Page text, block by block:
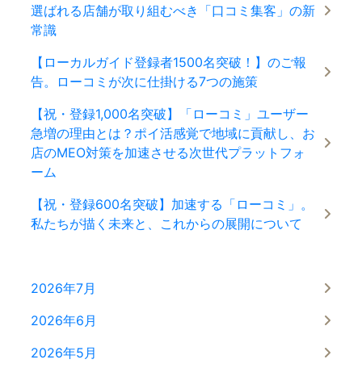
選ばれる店舗が取り組むべき「口コミ集客」の新
常識
【ローカルガイド登録者1500名突破！】のご報
告。ローコミが次に仕掛ける7つの施策
【祝・登録1,000名突破】「ローコミ」ユーザー
急増の理由とは？ポイ活感覚で地域に貢献し、お
店のMEO対策を加速させる次世代プラットフォ
ーム
【祝・登録600名突破】加速する「ローコミ」。
私たちが描く未来と、これからの展開について
2026年7月
2026年6月
2026年5月